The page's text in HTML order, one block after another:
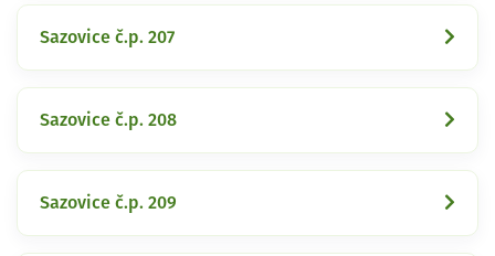
Sazovice č.p. 207
Sazovice č.p. 208
Sazovice č.p. 209